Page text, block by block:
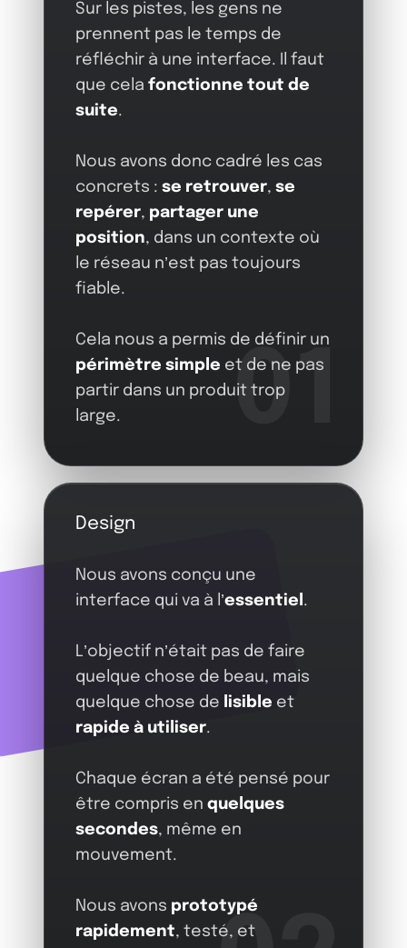
01
Sur les pistes, les gens ne
prennent pas le temps de
réfléchir à une interface. Il faut
que cela fonctionne tout de
suite.
Nous avons donc cadré les cas
concrets : se retrouver, se
repérer, partager une
position, dans un contexte où
le réseau n’est pas toujours
fiable.
Cela nous a permis de définir un
périmètre simple et de ne pas
partir dans un produit trop
large.
Design
Nous avons conçu une
interface qui va à l’essentiel .
L’objectif n’était pas de faire
quelque chose de beau, mais
quelque chose de
lisible et
rapide à utiliser.
Chaque écran a été pensé pour
être compris en quelques
secondes, même en
mouvement.
Nous avons prototypé
rapidement, testé, et